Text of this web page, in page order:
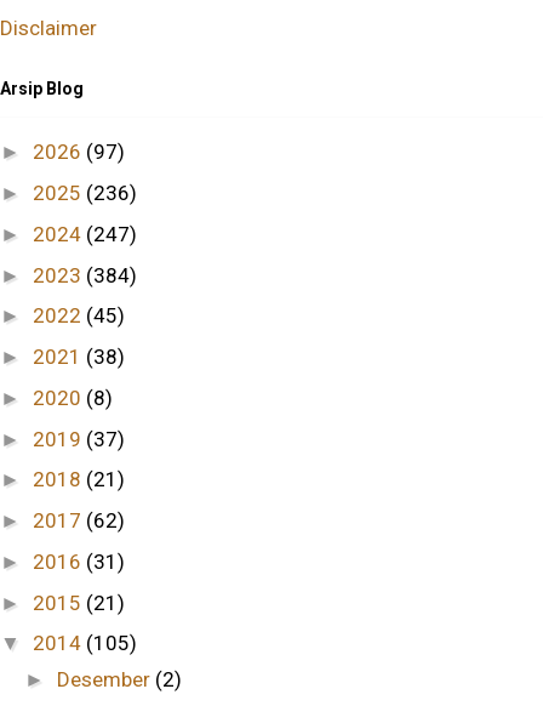
Disclaimer
Arsip Blog
► 2026 (97)
► 2025 (236)
► 2024 (247)
► 2023 (384)
► 2022 (45)
► 2021 (38)
► 2020 (8)
► 2019 (37)
► 2018 (21)
► 2017 (62)
► 2016 (31)
► 2015 (21)
▼ 2014 (105)
► Desember (2)